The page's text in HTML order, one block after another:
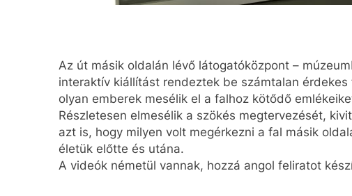
Az út másik oldalán lévő látogatóközpont –
interaktív kiállítást rendeztek be számtalan
olyan emberek mesélik el a falhoz kötődő
Részletesen elmesélik a szökés megtervezését,
azt is, hogy milyen volt megérkezni a fal másik
életük előtte és utána.
A videók németül vannak, hozzá angol feliratot